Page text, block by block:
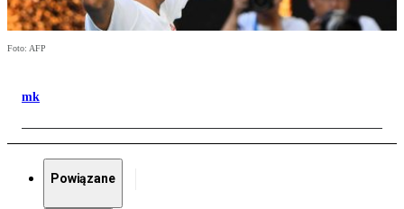
Foto: AFP
mk
Powiązane